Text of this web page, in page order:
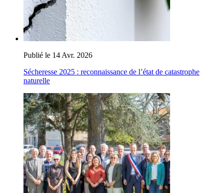
Publié le 14 Avr. 2026
Sécheresse 2025 : reconnaissance de l’état de catastrophe
naturelle